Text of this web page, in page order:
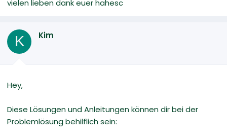
vielen lieben dank euer hahesc
K Kim
Hey,
Diese Lösungen und Anleitungen können dir bei der
Problemlösung behilflich sein: